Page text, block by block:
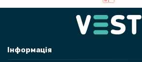
Інформація